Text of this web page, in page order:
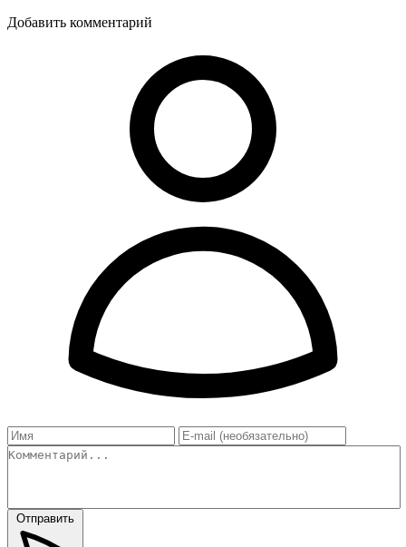
Добавить комментарий
Отправить